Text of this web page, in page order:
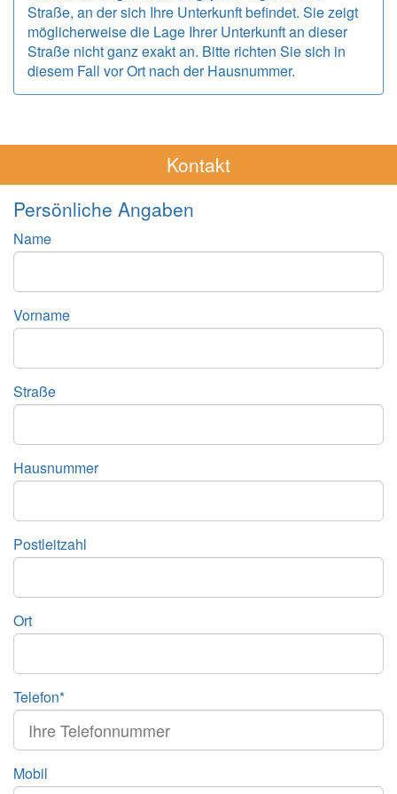
Straße, an der sich Ihre Unterkunft befindet. Sie zeigt
möglicherweise die Lage Ihrer Unterkunft an dieser
Straße nicht ganz exakt an. Bitte richten Sie sich in
diesem Fall vor Ort nach der Hausnummer.
Kontakt
Persönliche Angaben
Name
Vorname
Straße
Hausnummer
Postleitzahl
Ort
Telefon*
Mobil